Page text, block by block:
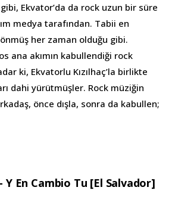
Ekvator’da da rock uzun bir süre
medya tarafından. Tabii en
her zaman olduğu gibi.
ana akımın kabullendiği rock
ki, Ekvatorlu Kızılhaç’la birlikte
dahi yürütmüşler. Rock müziğin
önce dışla, sonra da kabullen;
Y En Cambio Tu [El Salvador]